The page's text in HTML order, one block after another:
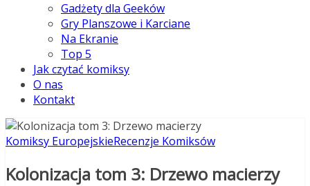
Gadżety dla Geeków
Gry Planszowe i Karciane
Na Ekranie
Top 5
Jak czytać komiksy
O nas
Kontakt
Komiksy EuropejskieRecenzje Komiksów
Kolonizacja tom 3: Drzewo macierzy